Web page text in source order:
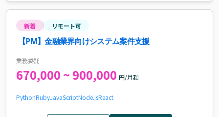
新着 リモート可
【PM】金融業界向けシステム案件支援
業務委託
670,000 ~ 900,000 円/月額
PythonRubyJavaScriptNode.jsReact